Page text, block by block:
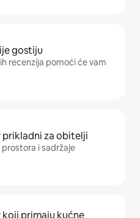
gostiju
recenzija pomoći će vam
prikladni za obitelji
i sadržaje
primaju kućne